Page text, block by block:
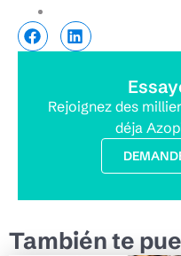
Rejoignez des
déja
También te